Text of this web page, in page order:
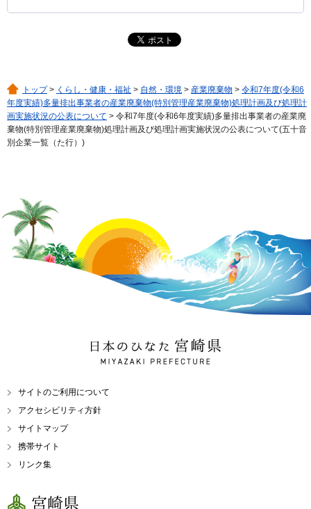
トップ> くらし・健康・福祉 > 自然・環境 > 産業廃棄物 > 令和7年度(令和6
年度実績)多量排出事業者の産業廃棄物(特別管理産業廃棄物)処理計画及び処理計
画実施状況の公表について > 令和7年度(令和6年度実績)多量排出事業者の産業廃
棄物(特別管理産業廃棄物)処理計画及び処理計画実施状況の公表について(五十音
別企業一覧（た行）)
日本のひなた 宮崎県
MIYAZAKI PREFECTURE
サイトのご利用について
アクセシビリティ方針
サイトマップ
携帯サイト
リンク集
宮崎県